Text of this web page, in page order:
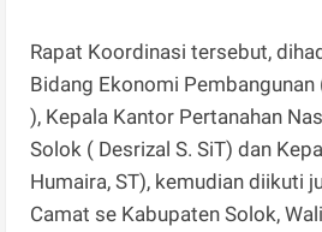
Rapat Koordinasi tersebut,
Bidang Ekonomi Pembangunan
), Kepala Kantor Pertanahan
Solok ( Desrizal S. SiT) dan
Humaira, ST), kemudian diikuti
Camat se Kabupaten Solok,